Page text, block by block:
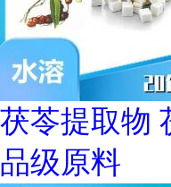
茯苓提取物
品级原料